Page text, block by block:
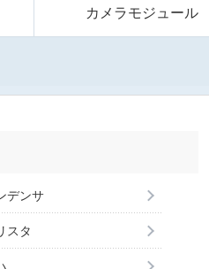
カメラモジュール
デンサ
スタ